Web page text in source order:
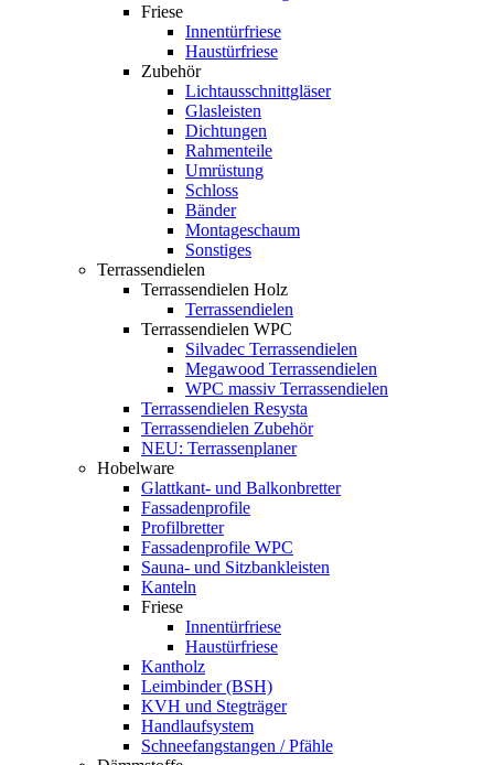
Friese
Innentürfriese
Haustürfriese
Zubehör
Lichtausschnittgläser
Glasleisten
Dichtungen
Rahmenteile
Umrüstung
Schloss
Bänder
Montageschaum
Sonstiges
Terrassendielen
Terrassendielen Holz
Terrassendielen
Terrassendielen WPC
Silvadec Terrassendielen
Megawood Terrassendielen
WPC massiv Terrassendielen
Terrassendielen Resysta
Terrassendielen Zubehör
NEU: Terrassenplaner
Hobelware
Glattkant- und Balkonbretter
Fassadenprofile
Profilbretter
Fassadenprofile WPC
Sauna- und Sitzbankleisten
Kanteln
Friese
Innentürfriese
Haustürfriese
Kantholz
Leimbinder (BSH)
KVH und Stegträger
Handlaufsystem
Schneefangstangen / Pfähle